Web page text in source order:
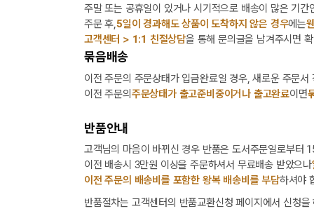
주말 또는 공휴일이 있거나 시기적으로 배송이 많은 기
주문 후,5일이 경과해도 상품이 도착하지 않은 경우에는
고객센터 > 1:1 친절상담을 통해 문의글을 남겨주시면
묶음배송
이전 주문의 주문상태가 입금완료일 경우, 새로운 주문
이전 주문의 주문상태가 출고준비중이거나 출고완료이면
반품안내
고객님의 마음이 바뀌신 경우 반품은 도서주문일로부터
이전 배송시 3만원 이상을 주문하셔서 무료배송 받았으나
이전 주문의 배송비를 포함한 왕복 배송비를 부담하셔야
반품절차는 고객센터의 반품교환신청 페이지에서 신청